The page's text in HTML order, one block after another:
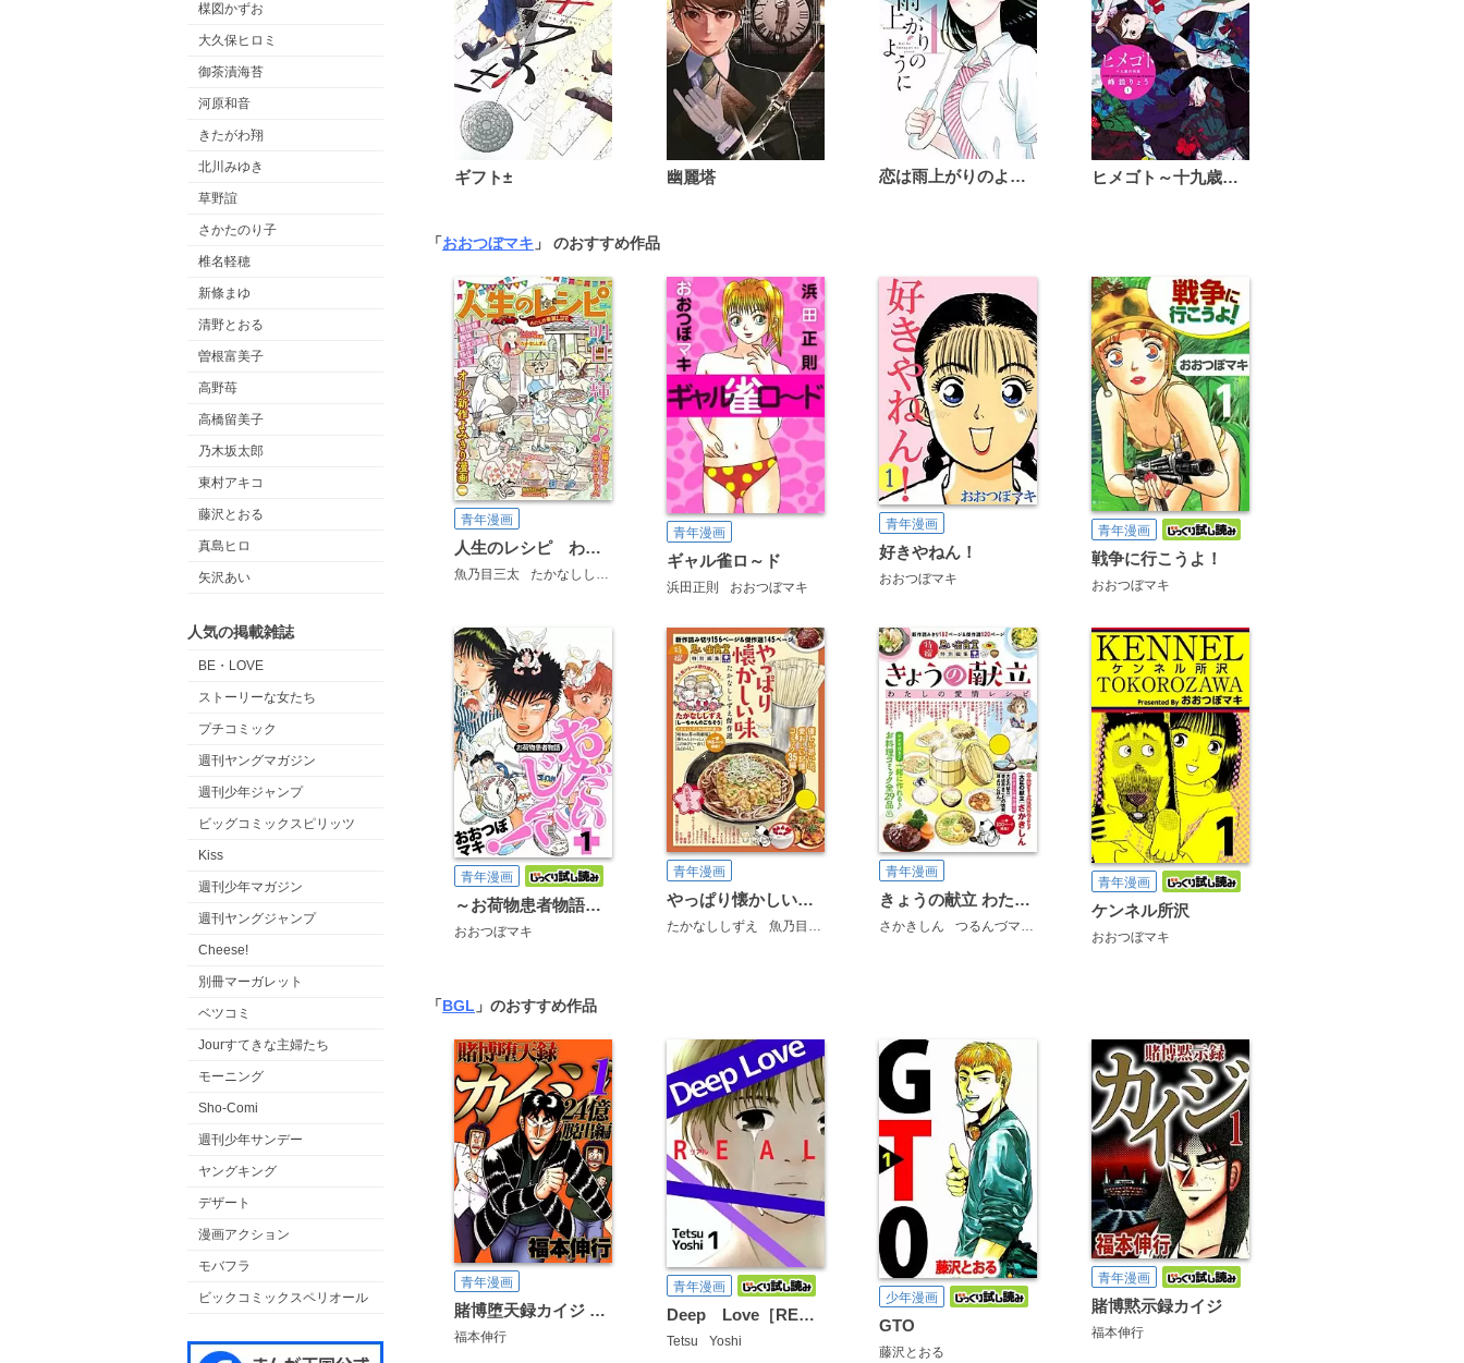
楳図かずお
大久保ヒロミ
御茶漬海苔
河原和音
きたがわ翔
北川みゆき
草野誼
さかたのり子
椎名軽穂
新條まゆ
清野とおる
曽根富美子
高野苺
高橋留美子
乃木坂太郎
東村アキコ
藤沢とおる
真島ヒロ
矢沢あい
人気の掲載雑誌
BE・LOVE
ストーリーな女たち
プチコミック
週刊ヤングマガジン
週刊少年ジャンプ
ビッグコミックスピリッツ
Kiss
週刊少年マガジン
週刊ヤングジャンプ
Cheese!
別冊マーガレット
ベツコミ
Jourすてきな主婦たち
モーニング
Sho-Comi
週刊少年サンデー
ヤングキング
デザート
漫画アクション
モバフラ
ビックコミックスペリオール
ギフト± 幽麗塔 恋は雨上がりのように ヒメゴト～十九歳の制服～
「おおつぼマキ 」 のおすすめ作品
青年漫画
人生のレシピ わたしの華麗LIFE
魚乃目三太 たかなししずえ つるんづマリー
青年漫画
ギャル雀ロ～ド
浜田正則 おおつぼマキ
青年漫画
好きやねん！
おおつぼマキ
青年漫画
戦争に行こうよ！
おおつぼマキ
青年漫画
～お荷物患者物語～おだいじに！
おおつぼマキ
青年漫画
やっぱり懐かしい味 たかなししずえ傑作選
たかなししずえ 魚乃目三太 斉藤ふみ しゅりんぷ小林 黒友みやこ
青年漫画
きょうの献立 わたしの愛情レシピ
さかきしん つるんづマリー
青年漫画
ケンネル所沢
おおつぼマキ
「BGL 」のおすすめ作品
青年漫画
賭博堕天録カイジ 24億脱出編
福本伸行
青年漫画
Deep Love［REAL]
Tetsu Yoshi
少年漫画
GTO
藤沢とおる
青年漫画
賭博黙示録カイジ
福本伸行